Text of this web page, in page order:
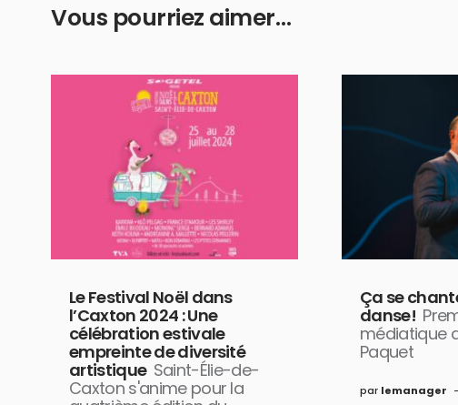
Vous pourriez aimer…
Le Festival Noël dans
l’Caxton 2024 : Une
célébration estivale
empreinte de diversité
artistique Saint-Élie-de-
Caxton s'anime pour la
Ça se
danse!
médiatique
Paquet
par lemanager